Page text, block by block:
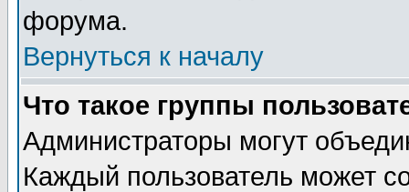
форума.
Вернуться к началу
Что такое группы
Администраторы могут
Каждый пользователь может